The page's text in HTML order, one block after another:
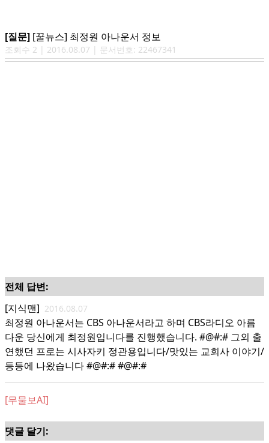
[질문] [꿀뉴스] 최정원 아나운서 정보
조회수 2 | 2016.08.07 | 문서번호: 22467341
전체 답변:
[지식맨] 2016.08.07
최정원 아나운서는 CBS 아나운서라고 하며 CBS라디오 아름
다운 당신에게 최정원입니다를 진행했습니다. #@#:# 그외 출
연했던 프로는 시사자키 정관용입니다/맛있는 교회사 이야기/
등등에 나왔습니다 #@#:# #@#:#
[무물보AI]
댓글 달기: